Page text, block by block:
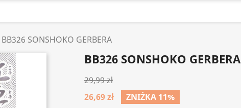
BB326 SONSHOKO GERBERA
BB326 SONSHOKO GERBERA
29,99 zł
26,69 zł
ZNIŻKA 11%